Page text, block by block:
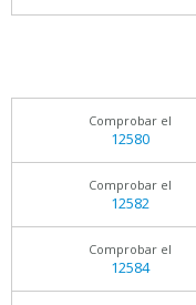
Comprobar el
12580
Comprobar el
12582
Comprobar el
12584